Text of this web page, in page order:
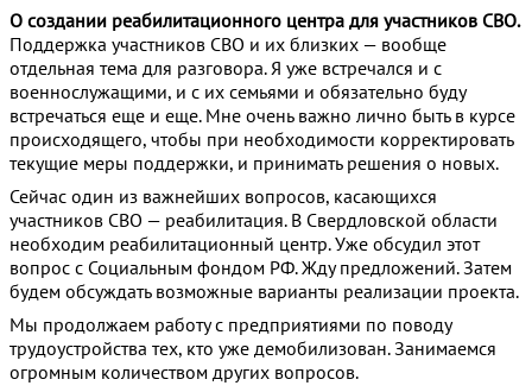
О создании реабилитационного центра для участников СВО.
Поддержка участников СВО и их близких — вообще
отдельная тема для разговора. Я уже встречался и с
военнослужащими, и с их семьями и обязательно буду
встречаться еще и еще. Мне очень важно лично быть в курсе
происходящего, чтобы при необходимости корректировать
текущие меры поддержки, и принимать решения о новых.
Сейчас один из важнейших вопросов, касающихся
участников СВО — реабилитация. В Свердловской области
необходим реабилитационный центр. Уже обсудил этот
вопрос с Социальным фондом РФ. Жду предложений. Затем
будем обсуждать возможные варианты реализации проекта.
Мы продолжаем работу с предприятиями по поводу
трудоустройства тех, кто уже демобилизован. Занимаемся
огромным количеством других вопросов.